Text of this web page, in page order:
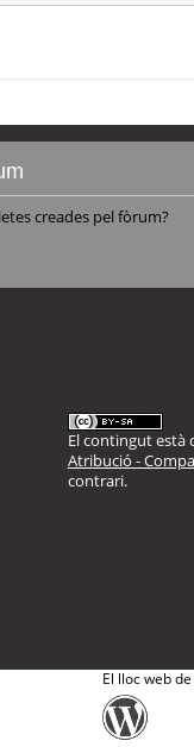
creades pel fòrum?
El contingut està
Atribució -
contrari.
El lloc web